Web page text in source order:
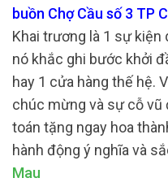
buồn Chợ Cầu số 3 TP
Khai trương là 1 sự kiện
nó khắc ghi bước khởi
hay 1 cửa hàng thế hệ.
chúc mừng và sự cỗ vũ
toán tặng ngay hoa
hành động ý nghĩa và
Mau